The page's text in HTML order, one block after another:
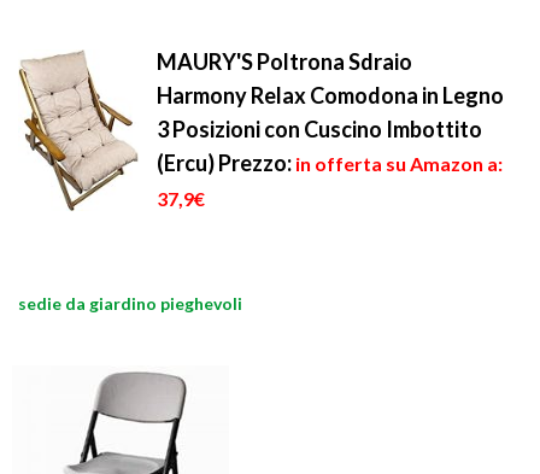
MAURY'S Poltrona Sdraio
Harmony Relax Comodona in Legno
3 Posizioni con Cuscino Imbottito
(Ercu)Prezzo: in offerta su Amazon a:
37,9€
sedie da giardino pieghevoli